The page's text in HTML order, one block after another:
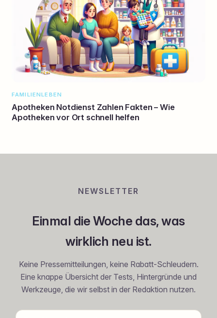
FAMILIENLEBEN
Apotheken Notdienst Zahlen Fakten – Wie
Apotheken vor Ort schnell helfen
NEWSLETTER
Einmal die Woche das, was
wirklich neu ist.
Keine Pressemitteilungen, keine Rabatt-Schleudern.
Eine knappe Übersicht der Tests, Hintergründe und
Werkzeuge, die wir selbst in der Redaktion nutzen.